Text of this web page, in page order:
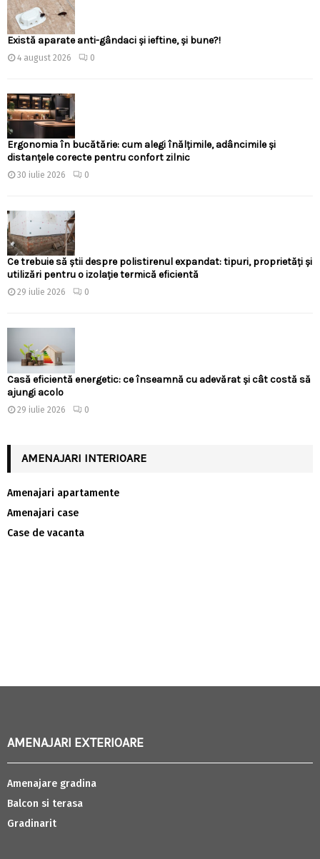
Există aparate anti-gândaci și ieftine, și bune?!
4 august 2026 0
Ergonomia în bucătărie: cum alegi înălțimile, adâncimile și
distanțele corecte pentru confort zilnic
30 iulie 2026 0
Ce trebuie să știi despre polistirenul expandat: tipuri, proprietăți și
utilizări pentru o izolație termică eficientă
29 iulie 2026 0
Casă eficientă energetic: ce înseamnă cu adevărat și cât costă să
ajungi acolo
29 iulie 2026 0
AMENAJARI INTERIOARE
Amenajari apartamente
Amenajari case
Case de vacanta
AMENAJARI EXTERIOARE
Amenajare gradina
Balcon si terasa
Gradinarit